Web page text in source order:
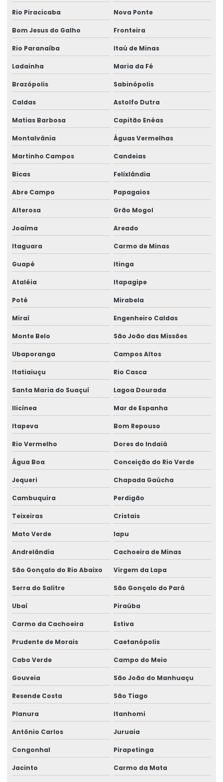
Serviço de assessoria sst
Serviço de assistência pericial
Serviço de avaliação ergonômica
Serviço de consultoria em ergonomia
Serviço de perícia judicial
Serviço de perícia médica
Serviço para reinclusão de afastados
Treinamento para comitê de ergonomia
Treinamento para formação de comitê
Treinamento de implementação de formação de comitês
Rio Piracicaba Nova Ponte
Bom Jesus do Galho Fronteira
Rio Paranaíba Itaú de Minas
Ladainha Maria da Fé
Brazópolis Sabinópolis
Caldas Astolfo Dutra
Matias Barbosa Capitão Enéas
Montalvânia Águas Vermelhas
Martinho Campos Candeias
Bicas Felixlândia
Abre Campo Papagaios
Alterosa Grão Mogol
Joaíma Areado
Itaguara Carmo de Minas
Guapé Itinga
Ataléia Itapagipe
Poté Mirabela
Miraí Engenheiro Caldas
Monte Belo São João das Missões
Ubaporanga Campos Altos
Itatiaiuçu Rio Casca
Santa Maria do Suaçuí Lagoa Dourada
Ilicínea Mar de Espanha
Itapeva Bom Repouso
Rio Vermelho Dores do Indaiá
Água Boa Conceição do Rio Verde
Jequeri Chapada Gaúcha
Cambuquira Perdigão
Teixeiras Cristais
Mato Verde Iapu
Andrelândia Cachoeira de Minas
São Gonçalo do Rio Abaixo Virgem da Lapa
Serra do Salitre São Gonçalo do Pará
Ubaí Piraúba
Carmo da Cachoeira Estiva
Prudente de Morais Caetanópolis
Cabo Verde Campo do Meio
Gouveia São João do Manhuaçu
Resende Costa São Tiago
Planura Itanhomi
Antônio Carlos Juruaia
Congonhal Pirapetinga
Jacinto Carmo da Mata